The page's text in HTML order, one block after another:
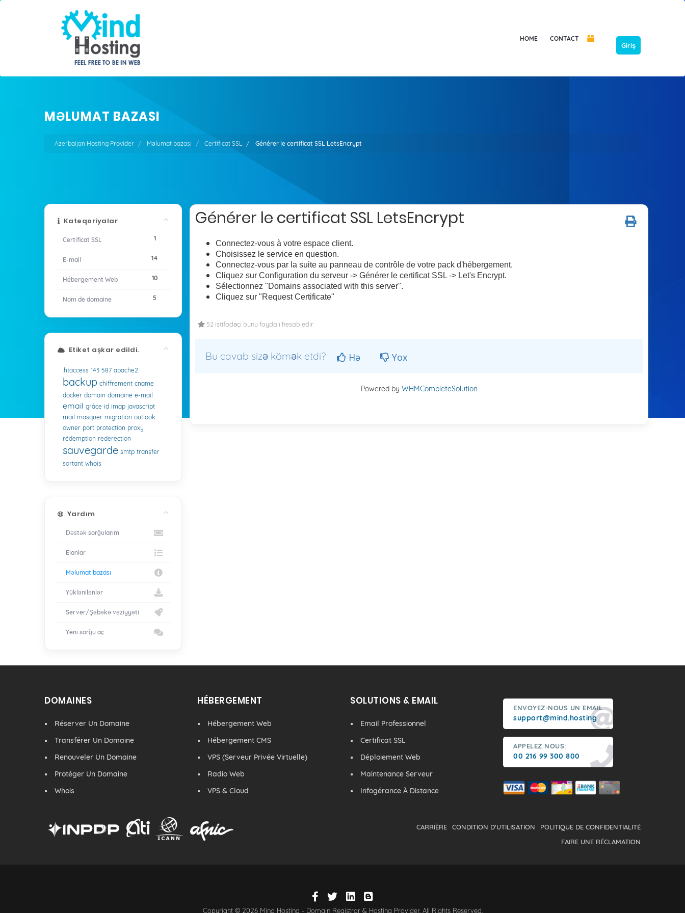
HOME CONTACT
Giriş
MƏLUMAT BAZASI
Azerbaijan Hosting Provider Məlumat bazası Certificat SSL Générer le certificat SSL LetsEncrypt
Kateqoriyalar
1
Certificat SSL
14
E-mail
10
Hébergement Web
5
Nom de domaine
Générer le certificat SSL LetsEncrypt
Connectez-vous à votre espace client.
Choisissez le service en question.
Connectez-vous par la suite au panneau de contrôle de votre pack d'hébergement.
Cliquez sur Configuration du serveur -> Générer le certificat SSL -> Let's Encrypt.
Sélectionnez "Domains associated with this server".
Cliquez sur "Request Certificate"
52 istifadəçi bunu faydalı hesab edir
Bu cavab sizə kömək etdi? Hə Yox
Powered by WHMCompleteSolution
Etiket aşkar edildi.
.htaccess 143 587 apache2
backup chiffrement cname
docker domain domaine e-mail
email grâce id imap javascript
mail masquer migration outlook
owner port protection proxy
rédemption rederection
sauvegarde smtp transfer
sortant whois
Yardım
Dəstək sorğularım
Elanlar
Məlumat bazası
Yüklənilənlər
Server/Şəbəkə vəziyyəti
Yeni sorğu aç
DOMAINES
Réserver Un Domaine
Transférer Un Domaine
Renouveler Un Domaine
Protéger Un Domaine
Whois
HÉBERGEMENT
Hébergement Web
Hébergement CMS
VPS (Serveur Privée Virtuelle)
Radio Web
VPS & Cloud
SOLUTIONS & EMAIL
Email Professionnel
Certificat SSL
Déploiement Web
Maintenance Serveur
Infogérance À Distance
ENVOYEZ-NOUS UN EMAIL
support@mind.hosting
APPELEZ NOUS:
00 216 99 300 800
POLITIQUE DE CONFIDENTIALITÉ
CONDITION D'UTILISATION
CARRIÈRE
FAIRE UNE RÉCLAMATION
Copyright © 2026 Mind Hosting - Domain Registrar & Hosting Provider. All Rights Reserved.